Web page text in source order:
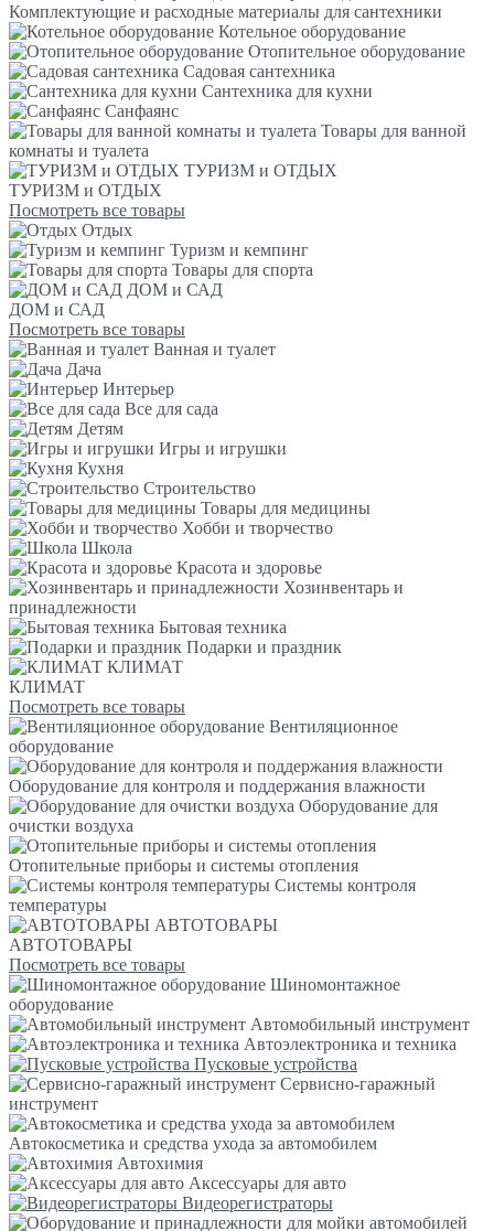
Комплектующие и расходные материалы для сантехники
Котельное оборудование
Отопительное оборудование
Садовая сантехника
Сантехника для кухни
Санфаянс
Товары для ванной
комнаты и туалета
ТУРИЗМ и ОТДЫХ
ТУРИЗМ и ОТДЫХ
Посмотреть все товары
Отдых
Туризм и кемпинг
Товары для спорта
ДОМ и САД
ДОМ и САД
Посмотреть все товары
Ванная и туалет
Дача
Интерьер
Все для сада
Детям
Игры и игрушки
Кухня
Строительство
Товары для медицины
Хобби и творчество
Школа
Красота и здоровье
Хозинвентарь и
принадлежности
Бытовая техника
Подарки и праздник
КЛИМАТ
КЛИМАТ
Посмотреть все товары
Вентиляционное
оборудование
Оборудование для контроля и поддержания влажности
Оборудование для
очистки воздуха
Отопительные приборы и системы отопления
Системы контроля
температуры
АВТОТОВАРЫ
АВТОТОВАРЫ
Посмотреть все товары
Шиномонтажное
оборудование
Автомобильный инструмент
Автоэлектроника и техника
Пусковые устройства
Сервисно-гаражный
инструмент
Автокосметика и средства ухода за автомобилем
Автохимия
Аксессуары для авто
Видеорегистраторы